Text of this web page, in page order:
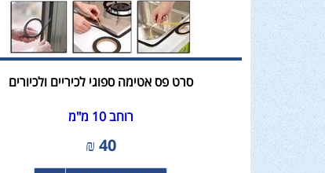
סרט פס אטימה ספוגי לכיריים ולכיורים
רוחב 10 מ"מ
40
₪